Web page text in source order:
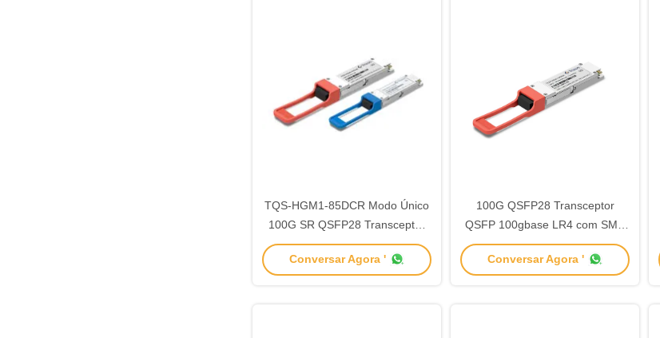
TQS-HGM1-85DCR Modo Único
100G SR QSFP28 Transceptor
Módulo SFP 850nm
Conversar Agora '
100G QSFP28 Transceptor
QSFP 100gbase LR4 com SMF
1310nm TQT-HG10-31DCR
Conversar Agora '